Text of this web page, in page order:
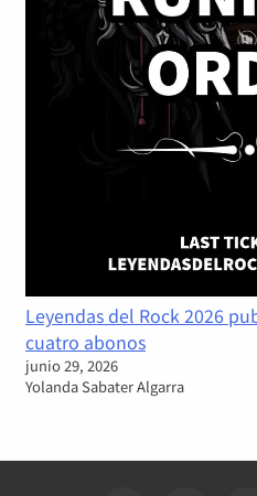
Leyendas del Rock 2026
cuatro abonos
junio 29, 2026
Yolanda Sabater Algarra